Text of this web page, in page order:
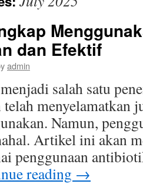
dan Efektif
admin
salah satu
menyelamatkan
Namun,
Artikel ini akan
penggunaan
reading →